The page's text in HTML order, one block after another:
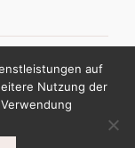
Makijaż
auf
Nutzung der